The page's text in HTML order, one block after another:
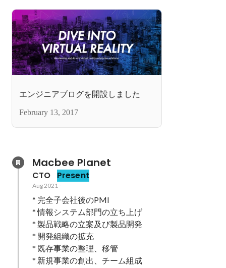
エンジニアブログを開設しました
February 13, 2017
Macbee Planet
CTO Present
Aug 2021 -
* 完全子会社後のPMI
* 情報システム部門の立ち上げ
* 製品戦略の立案及び製品開発
* 開発組織の拡充
* 既存事業の整理、移管
* 新規事業の創出、チーム組成